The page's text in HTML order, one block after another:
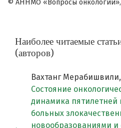
© АННМО «Вопросы онкологии»,
Наиболее читаемые
(авторов)
Вахтанг
Состояние
динамика
больных
новообразованиями и